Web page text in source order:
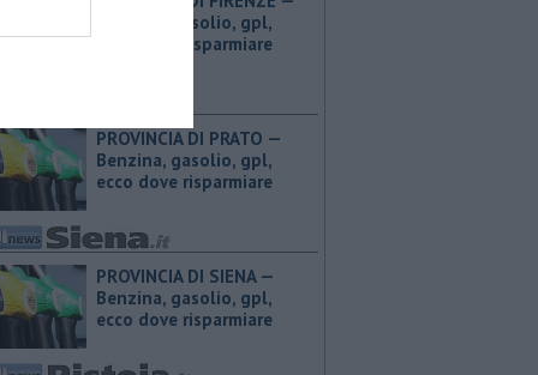
Benzina, gasolio, gpl,
ecco dove risparmiare
PROVINCIA DI PRATO — ​
Benzina, gasolio, gpl,
ecco dove risparmiare
PROVINCIA DI SIENA — ​
Benzina, gasolio, gpl,
ecco dove risparmiare